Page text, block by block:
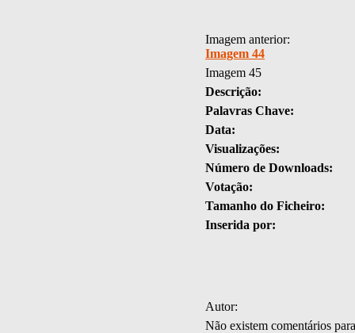
Imagem anterior:
Imagem 44
Imagem 45
Descrição:
Palavras Chave:
Data:
Visualizações:
Número de Downloads:
Votação:
Tamanho do Ficheiro:
Inserida por:
Autor:
Não existem comentários